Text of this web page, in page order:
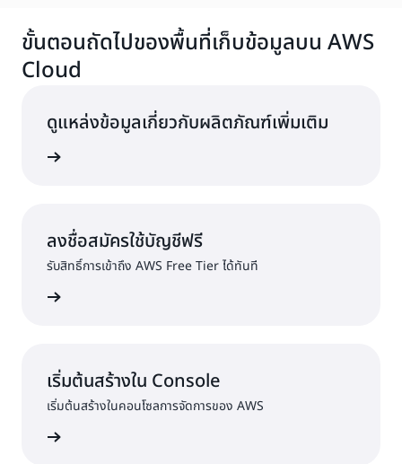
ขั้นตอนถัดไปของพื้นที่เก็บข้อมูลบน AWS
Cloud
ดูแหล่งข้อมูลเกี่ยวกับผลิตภัณฑ์เพิ่มเติม
ลงชื่อสมัครใช้บัญชีฟรี
รับสิทธิ์การเข้าถึง AWS Free Tier ได้ทันที
เริ่มต้นสร้างใน Console
เริ่มต้นสร้างในคอนโซลการจัดการของ AWS